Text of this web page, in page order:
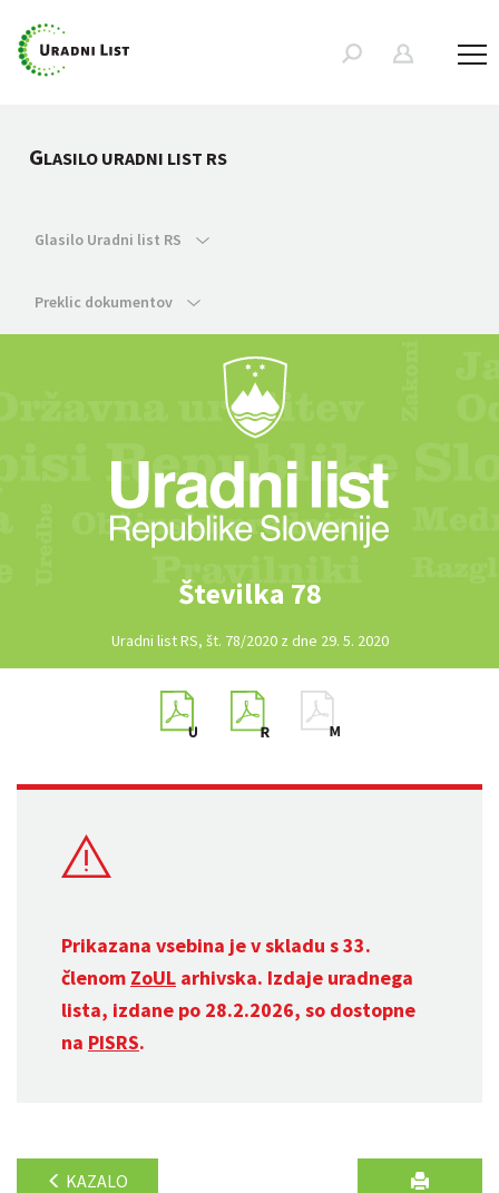
GLASILO URADNI LIST RS
Glasilo Uradni list RS
Preklic dokumentov
Številka 78
Uradni list RS, št. 78/2020 z dne 29. 5. 2020
Prikazana vsebina je v skladu s 33.
členom ZoUL arhivska. Izdaje uradnega
lista, izdane po 28.2.2026, so dostopne
na PISRS.
KAZALO